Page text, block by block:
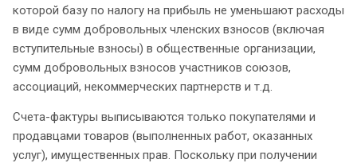
которой базу по налогу на прибыль не уменьшают расходы
в виде сумм добровольных членских взносов (включая
вступительные взносы) в общественные организации,
сумм добровольных взносов участников союзов,
ассоциаций, некоммерческих партнерств и т.д.
Счета-фактуры выписываются только покупателями и
продавцами товаров (выполненных работ, оказанных
услуг), имущественных прав. Поскольку при получении